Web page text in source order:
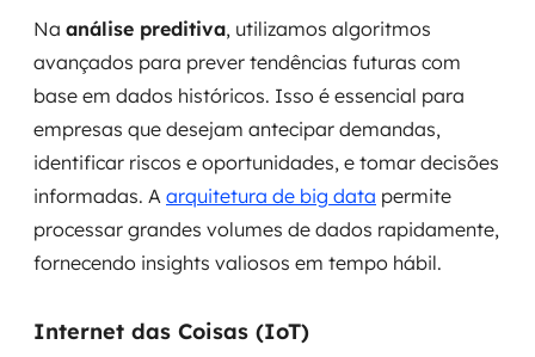
Na análise preditiva, utilizamos algoritmos
avançados para prever tendências futuras com
base em dados históricos. Isso é essencial para
empresas que desejam antecipar demandas,
identificar riscos e oportunidades, e tomar decisões
informadas. A arquitetura de big data permite
processar grandes volumes de dados rapidamente,
fornecendo insights valiosos em tempo hábil.
Internet das Coisas (IoT)